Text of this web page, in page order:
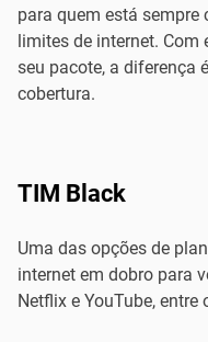
para quem está sempre
limites de internet. Com
seu pacote, a diferença
cobertura.
TIM Black
Uma das opções de
internet em dobro para
Netflix e YouTube, entre